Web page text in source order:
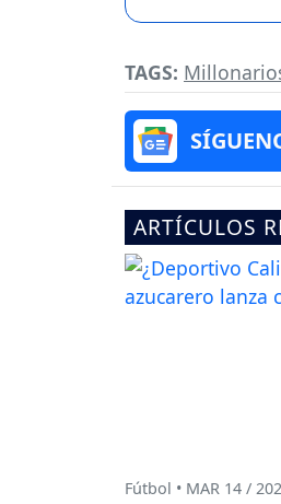
TAGS:
ARTÍCULOS
Fútbol • MAR 14 /